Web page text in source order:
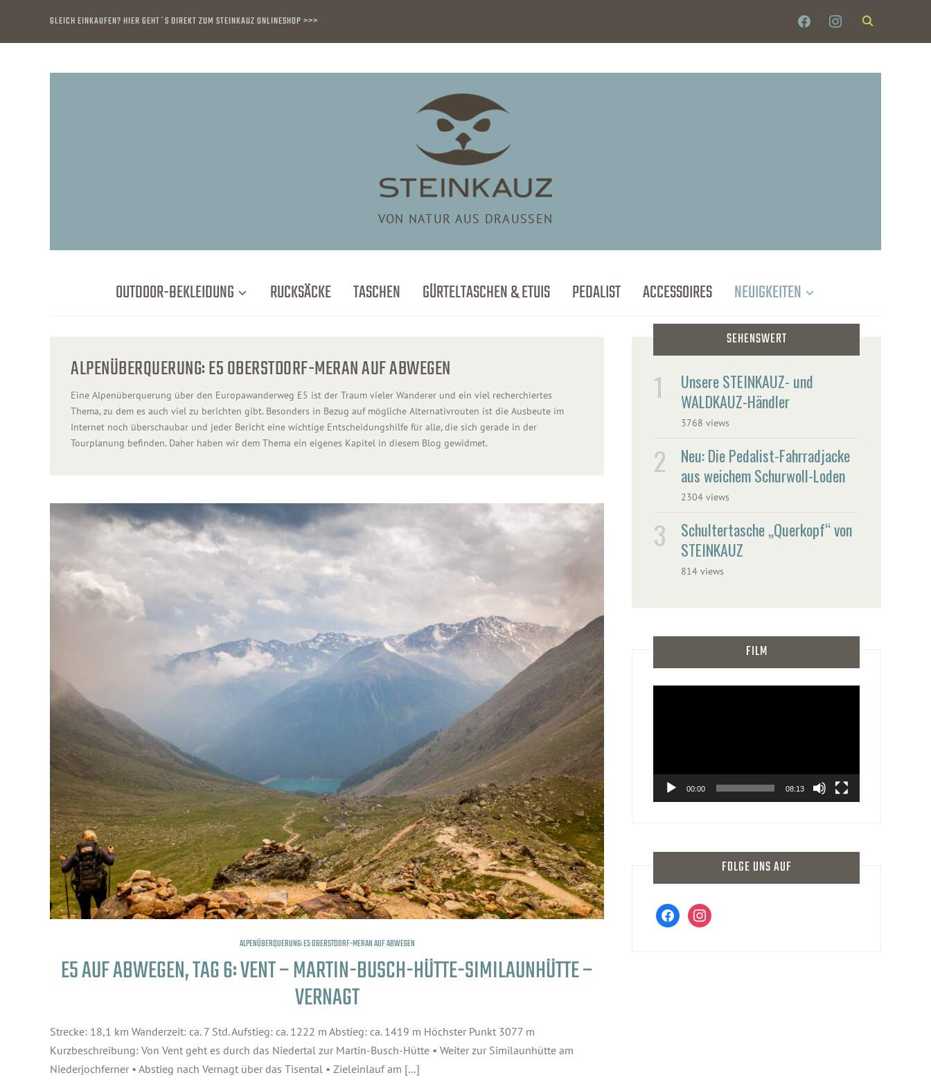
GLEICH EINKAUFEN? HIER GEHT´S DIREKT ZUM STEINKAUZ ONLINESHOP >>> FACEBOOK INSTAGRAM
VON NATUR AUS DRAUSSEN
OUTDOOR-BEKLEIDUNG RUCKSÄCKE TASCHEN GÜRTELTASCHEN & ETUIS PEDALIST ACCESSOIRES NEUIGKEITEN
ALPENÜBERQUERUNG: E5 OBERSTDORF-MERAN AUF ABWEGEN
Eine Alpenüberquerung über den Europawanderweg E5 ist der Traum vieler Wanderer und ein viel recherchiertes
Thema, zu dem es auch viel zu berichten gibt. Besonders in Bezug auf mögliche Alternativrouten ist die Ausbeute im
Internet noch überschaubar und jeder Bericht eine wichtige Entscheidungshilfe für alle, die sich gerade in der
Tourplanung befinden. Daher haben wir dem Thema ein eigenes Kapitel in diesem Blog gewidmet.
ALPENÜBERQUERUNG: E5 OBERSTDORF-MERAN AUF ABWEGEN
E5 AUF ABWEGEN, TAG 6: VENT – MARTIN-BUSCH-HÜTTE-SIMILAUNHÜTTE –
VERNAGT
Strecke: 18,1 km Wanderzeit: ca. 7 Std. Aufstieg: ca. 1222 m Abstieg: ca. 1419 m Höchster Punkt 3077 m
Kurzbeschreibung: Von Vent geht es durch das Niedertal zur Martin-Busch-Hütte • Weiter zur Similaunhütte am
Niederjochferner • Abstieg nach Vernagt über das Tisental • Zieleinlauf am […]
SEHENSWERT
Unsere STEINKAUZ- und
WALDKAUZ-Händler
3768 views
Neu: Die Pedalist-Fahrradjacke
aus weichem Schurwoll-Loden
2304 views
Schultertasche „Querkopf“ von
STEINKAUZ
814 views
FILM
00:00 08:13
FOLGE UNS AUF
facebookinstagram